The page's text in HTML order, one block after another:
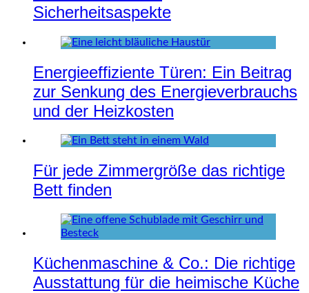
Sicherheitsaspekte
Energieeffiziente Türen: Ein Beitrag
zur Senkung des Energieverbrauchs
und der Heizkosten
Für jede Zimmergröße das richtige
Bett finden
Küchenmaschine & Co.: Die richtige
Ausstattung für die heimische Küche